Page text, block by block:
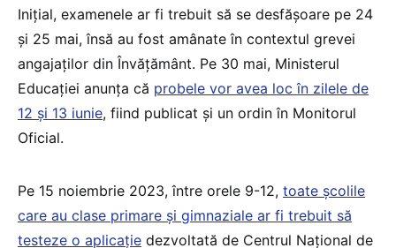
Inițial, examenele ar fi trebuit să se desfășoare pe 24
și 25 mai, însă au fost amânate în contextul grevei
angajaților din Învățământ. Pe 30 mai, Ministerul
Educației anunța că probele vor avea loc în zilele de
12 și 13 iunie, fiind publicat și un ordin în Monitorul
Oficial.
Pe 15 noiembrie 2023, între orele 9-12, toate școlile
care au clase primare și gimnaziale ar fi trebuit să
testeze o aplicație dezvoltată de Centrul Național de